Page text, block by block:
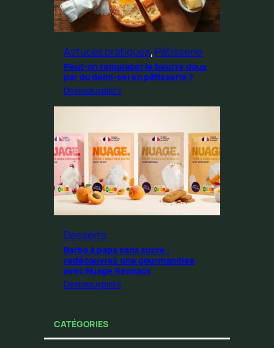
Astuces pratiques, Pâtisserie
Peut-on remplacer le beurre doux
par du demi-sel en pâtisserie ?
Desbeauxplats
Desserts
Barbe à papa sans sucre :
redécouvrez une gourmandise
avec Nuage Resnack
Desbeauxplats
CATÉGORIES